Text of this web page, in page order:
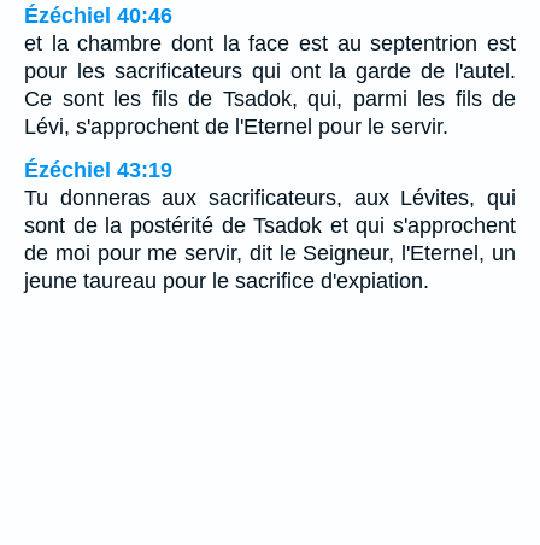
Ézéchiel 40:46
et la chambre dont la face est au septentrion est
pour les sacrificateurs qui ont la garde de l'autel.
Ce sont les fils de Tsadok, qui, parmi les fils de
Lévi, s'approchent de l'Eternel pour le servir.
Ézéchiel 43:19
Tu donneras aux sacrificateurs, aux Lévites, qui
sont de la postérité de Tsadok et qui s'approchent
de moi pour me servir, dit le Seigneur, l'Eternel, un
jeune taureau pour le sacrifice d'expiation.